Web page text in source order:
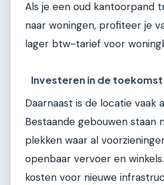
Als je een oud kantoorpand
naar woningen, profiteer je
lager btw-tarief voor
Investeren in de toekomst
Daarnaast is de locatie vaak
Bestaande gebouwen staan
plekken waar al
openbaar vervoer en
kosten voor nieuwe